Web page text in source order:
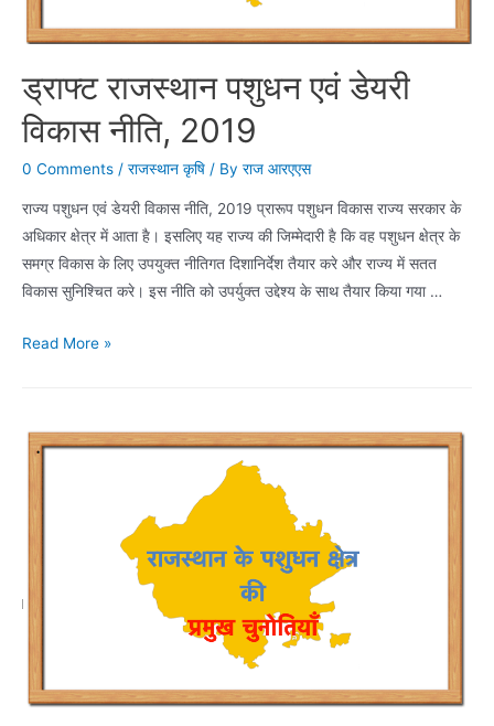
ड्राफ्ट राजस्थान पशुधन एवं डेयरी
विकास नीति, 2019
0 Comments / राजस्थान कृषि / By राज आरएएस
राज्य पशुधन एवं डेयरी विकास नीति, 2019 प्रारूप पशुधन विकास राज्य सरकार के
अधिकार क्षेत्र में आता है। इसलिए यह राज्य की जिम्मेदारी है कि वह पशुधन क्षेत्र के
समग्र विकास के लिए उपयुक्त नीतिगत दिशानिर्देश तैयार करे और राज्य में सतत
विकास सुनिश्चित करे। इस नीति को उपर्युक्त उद्देश्य के साथ तैयार किया गया …
ड्राफ्ट
डेयरी
विकास
नीति,
2019
Read More »